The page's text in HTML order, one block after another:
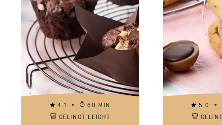
4.1
60 MIN
GELINGT LEICHT
5.0